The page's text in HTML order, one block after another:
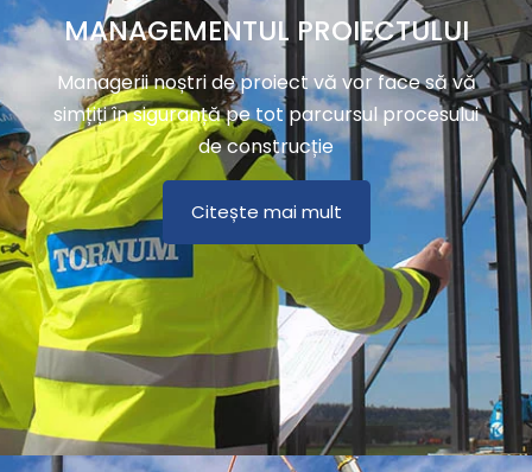
MANAGEMENTUL PROIECTULUI
Managerii noștri de proiect vă vor face să vă
simțiți în siguranță pe tot parcursul procesului
de construcție
Citește mai mult